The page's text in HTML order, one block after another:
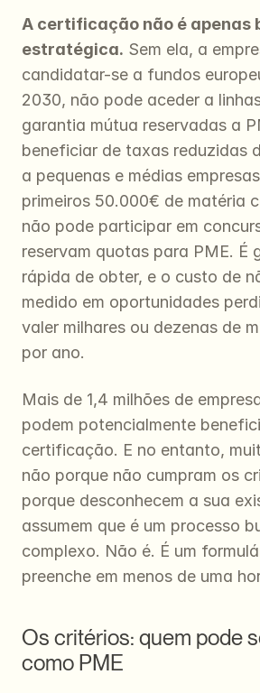
A certificação não é apenas
estratégica. Sem ela, a
candidatar-se a fundos
2030, não pode aceder a
garantia mútua reservadas a
beneficiar de taxas reduzidas
a pequenas e médias
primeiros 50.000€ de matéria
não pode participar em
reservam quotas para PME. É
rápida de obter, e o custo de
medido em oportunidades
valer milhares ou dezenas de
por ano.
Mais de 1,4 milhões de
podem potencialmente
certificação. E no entanto,
não porque não cumpram os
porque desconhecem a sua
assumem que é um processo
complexo. Não é. É um
preenche em menos de uma
Os critérios: quem pode
como PME